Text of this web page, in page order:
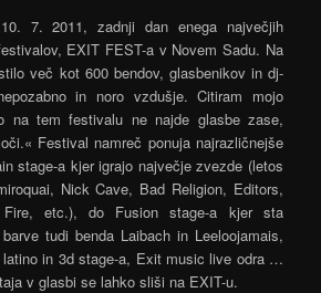
7. 2011, zadnji dan enega največjih
EXIT FEST-a v Novem Sadu. Na
več kot 600 bendov, glasbenikov in dj-
in noro vzdušje. Citiram mojo
na tem festivalu ne najde glasbe zase,
Festival namreč ponuja najrazličnejše
stage-a kjer igrajo največje zvezde (letos
Nick Cave, Bad Religion, Editors,
Fire, etc.), do Fusion stage-a kjer sta
tudi benda Laibach in Leeloojamais,
latino in 3d stage-a, Exit music live odra …
v glasbi se lahko sliši na EXIT-u.